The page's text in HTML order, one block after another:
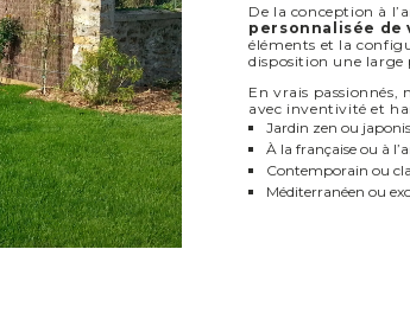
De la conception à
personnalisée
éléments et la
disposition une large
En vrais passionnés,
avec inventivité et
Jardin zen ou
À la française ou à
Contemporain ou
Méditerranéen ou